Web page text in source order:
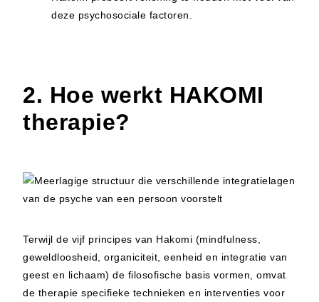
deze psychosociale factoren.
2. Hoe werkt HAKOMI
therapie?
Terwijl de vijf principes van Hakomi (mindfulness,
geweldloosheid, organiciteit, eenheid en integratie van
geest en lichaam) de filosofische basis vormen, omvat
de therapie specifieke technieken en interventies voor